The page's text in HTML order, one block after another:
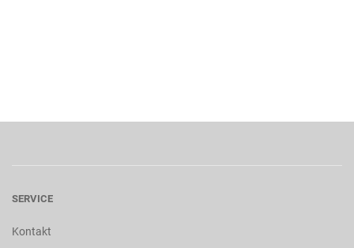
SERVICE
Kontakt